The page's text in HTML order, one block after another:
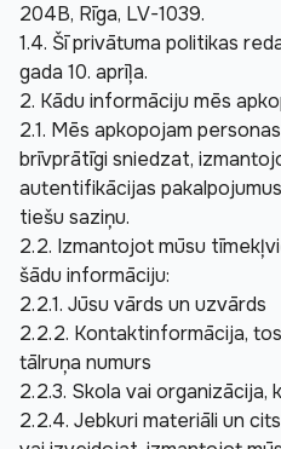
204B, Rīga, LV-1039.
1.4. Šī privātuma politikas
gada 10. aprīļa.
2. Kādu informāciju mēs
2.1. Mēs apkopojam
brīvprātīgi sniedzat,
autentifikācijas
tiešu saziņu.
2.2. Izmantojot mūsu
šādu informāciju:
2.2.1. Jūsu vārds un uzvārds
2.2.2. Kontaktinformācija,
tālruņa numurs
2.2.3. Skola vai organizācija,
2.2.4. Jebkuri materiāli un